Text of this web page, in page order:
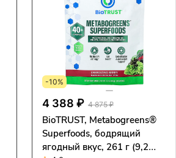
-10%
4 388 ₽ 4 875 ₽
BioTRUST, Metabogreens®
Superfoods, бодрящий
ягодный вкус, 261 г (9,2